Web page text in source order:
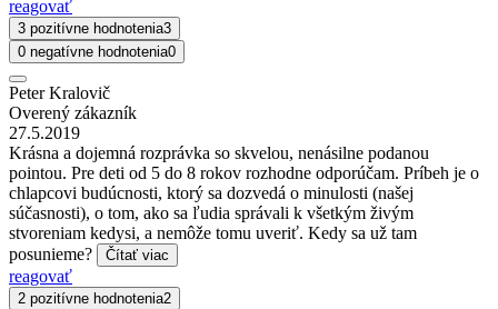
reagovať
3 pozitívne hodnotenia3
0 negatívne hodnotenia0
Peter Kralovič
Overený zákazník
27.5.2019
Krásna a dojemná rozprávka so skvelou, nenásilne podanou
pointou. Pre deti od 5 do 8 rokov rozhodne odporúčam. Príbeh je o
chlapcovi budúcnosti, ktorý sa dozvedá o minulosti (našej
súčasnosti), o tom, ako sa ľudia správali k všetkým živým
stvoreniam kedysi, a nemôže tomu uveriť. Kedy sa už tam
posunieme?
Čítať viac
reagovať
2 pozitívne hodnotenia2